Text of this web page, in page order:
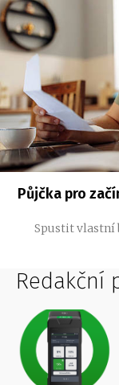
Půjčka pro
Spustit vlastní
Redakční